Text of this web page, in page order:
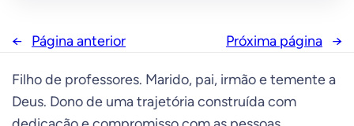
← Página anterior Próxima página →
Filho de professores. Marido, pai, irmão e temente a
Deus. Dono de uma trajetória construída com